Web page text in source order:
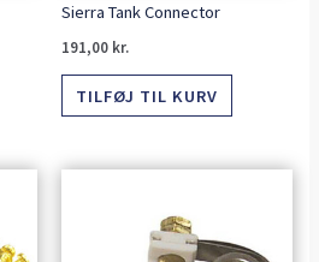
Sierra Tank Connector
191,00 kr.
TILFØJ TIL KURV